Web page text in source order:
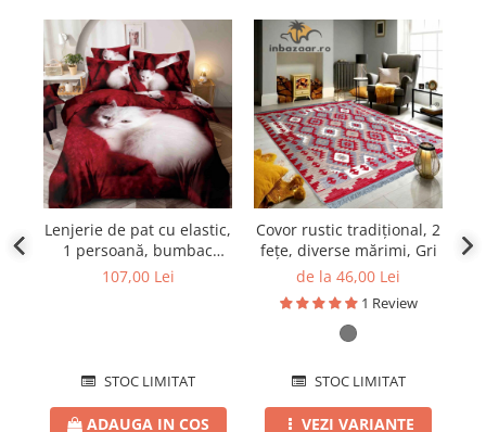
Lenjerie de pat cu elastic,
1 persoană, bumbac
finet, 4 piese, 2 fețe,
107,00 Lei
STOC LIMITAT
ADAUGA IN COS
Covor rustic tradițional, 2
fețe, diverse mărimi, Gri
de la 46,00 Lei
1 Review
STOC LIMITAT
VEZI VARIANTE